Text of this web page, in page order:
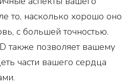
то, насколько хорошо оно
с большей точностью.
также позволяет вашему
части вашего сердца